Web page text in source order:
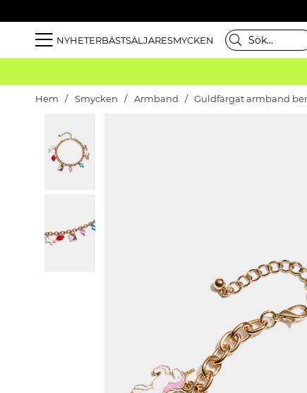
NYHETERBÄSTSÄLJARESMYCKEN
Hem Smycken Armband Guldfärgat armband